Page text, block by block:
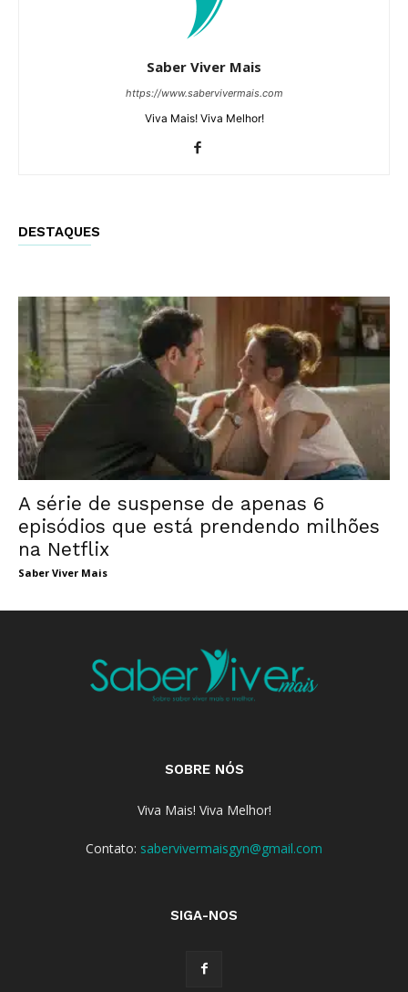
Saber Viver Mais
https://www.sabervivermais.com
Viva Mais! Viva Melhor!
DESTAQUES
A série de suspense de apenas 6
episódios que está prendendo milhões
na Netflix
Saber Viver Mais
SOBRE NÓS
Viva Mais! Viva Melhor!
Contato: sabervivermaisgyn@gmail.com
SIGA-NOS